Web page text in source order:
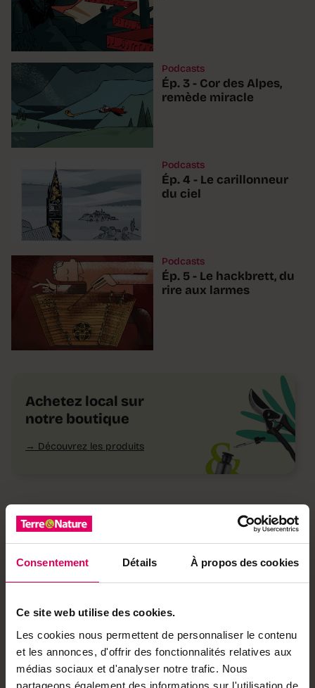
Consentement Détails À propos des cookies
Ce site web utilise des cookies.
Les cookies nous permettent de personnaliser le contenu
et les annonces, d'offrir des fonctionnalités relatives aux
médias sociaux et d'analyser notre trafic. Nous
partageons également des informations sur l'utilisation de
Podcasts
Ép. 3 - Cor des Alpes,
remède miracle
Podcasts
Ép. 4 - Le carillonneur
du ciel
Podcasts
Ép. 5 - Le hackbrett, du
rire aux larmes
Achetez local sur
notre boutique
Découvrez les produits
Ça pourrait vous intéresser
De la plante au tissu, les
pigments font forte
impression